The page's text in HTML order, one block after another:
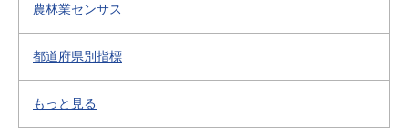
農林業センサス
都道府県別指標
もっと見る